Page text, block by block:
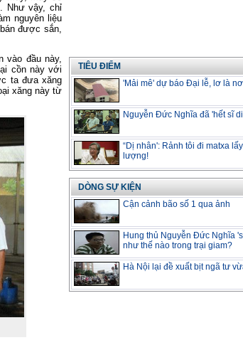
Như vậy, chỉ
nguyên liệu
được sắn,
vào đầu này,
cồn này với
ta đưa xăng
xăng này từ
TIÊU ĐIỂM
'Mải mê' dự báo Đại lễ, lơ là
Nguyễn Đức Nghĩa đã 'hết sĩ
“Dị nhân': Rảnh tôi đi matxa
lượng!
DÒNG SỰ KIỆN
Cận cảnh bão số 1 qua ảnh
Hung thủ Nguyễn Đức Nghĩa
như thế nào trong trại giam?
Hà Nội lại đề xuất bịt ngã tư